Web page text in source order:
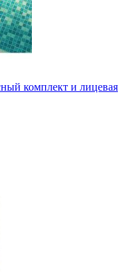
комплект и лицевая